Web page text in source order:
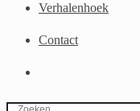
Verhalenhoek
Contact
website